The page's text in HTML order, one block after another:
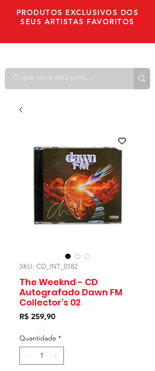
PRODUTOS EXCLUSIVOS DOS
SEUS ARTISTAS FAVORITOS
SKU: CD_INT_0182
The Weeknd - CD
Autografado Dawn FM
Collector's 02
R$ 259,90Preço
Quantidade *